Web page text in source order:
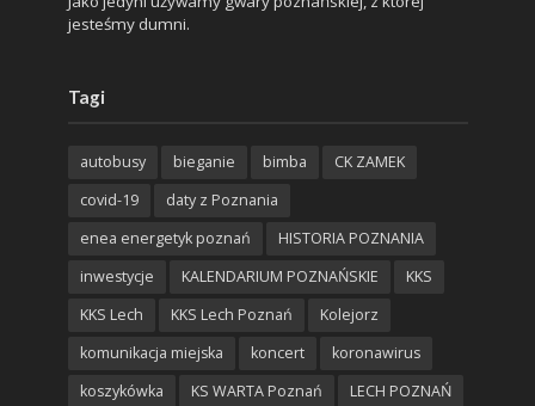
jesteśmy dumni.
Tagi
autobusy bieganie bimba
CK ZAMEK
covid-19
daty z Poznania
enea energetyk poznań
HISTORIA POZNANIA
inwestycje
KALENDARIUM POZNAŃSKIE
KKS
KKS Lech
KKS Lech Poznań
Kolejorz
komunikacja miejska
koncert
koronawirus
koszykówka
KS WARTA Poznań
LECH POZNAŃ